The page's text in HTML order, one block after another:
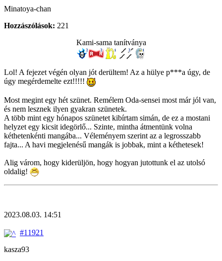
Minatoya-chan
Hozzászólások: 221
Kami-sama tanítványa
Lol! A fejezet végén olyan jót derültem! Az a hülye p***a úgy, de
úgy megérdemelte ezt!!!!!
Most megint egy hét szünet. Remélem Oda-sensei most már jól van,
és nem lesznek ilyen gyakran szünetek.
A több mint egy hónapos szünetet kibírtam simán, de ez a mostani
helyzet egy kicsit idegörlő... Szinte, mintha átmentünk volna
kéthetenkénti mangába... Véleményem szerint az a legrosszabb
fajta... A havi megjelenésű mangák is jobbak, mint a kéthetesek!
Alig várom, hogy kiderüljön, hogy hogyan jutottunk el az utolsó
oldalig!
2023.08.03. 14:51
#11921
kasza93